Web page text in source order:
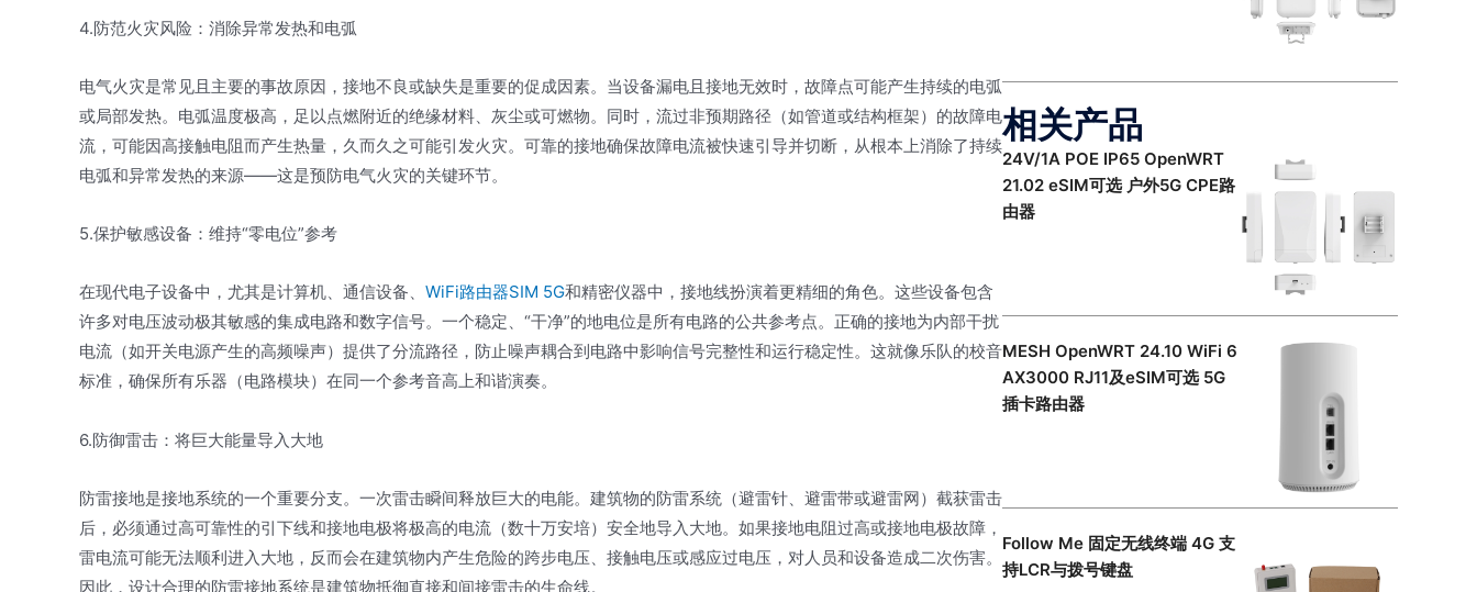
4.防范火灾风险：消除异常发热和电弧
电气火灾是常见且主要的事故原因，接地不良或缺失是重要的促成因素。当设备漏电且接地无效时，故障点可能产生持续的电弧
或局部发热。电弧温度极高，足以点燃附近的绝缘材料、灰尘或可燃物。同时，流过非预期路径（如管道或结构框架）的故障电
流，可能因高接触电阻而产生热量，久而久之可能引发火灾。可靠的接地确保故障电流被快速引导并切断，从根本上消除了持续
电弧和异常发热的来源——这是预防电气火灾的关键环节。
5.保护敏感设备：维持“零电位”参考
在现代电子设备中，尤其是计算机、通信设备、 WiFi路由器SIM 5G和精密仪器中，接地线扮演着更精细的角色。这些设备包含
许多对电压波动极其敏感的集成电路和数字信号。一个稳定、“干净”的地电位是所有电路的公共参考点。正确的接地为内部干扰
电流（如开关电源产生的高频噪声）提供了分流路径，防止噪声耦合到电路中影响信号完整性和运行稳定性。这就像乐队的校音
标准，确保所有乐器（电路模块）在同一个参考音高上和谐演奏。
6.防御雷击：将巨大能量导入大地
防雷接地是接地系统的一个重要分支。一次雷击瞬间释放巨大的电能。建筑物的防雷系统（避雷针、避雷带或避雷网）截获雷击
后，必须通过高可靠性的引下线和接地电极将极高的电流（数十万安培）安全地导入大地。如果接地电阻过高或接地电极故障，
雷电流可能无法顺利进入大地，反而会在建筑物内产生危险的跨步电压、接触电压或感应过电压，对人员和设备造成二次伤害。
因此，设计合理的防雷接地系统是建筑物抵御直接和间接雷击的生命线。
相关产品
24V/1A POE IP65 OpenWRT
21.02 eSIM可选 户外5G CPE路
由器
MESH OpenWRT 24.10 WiFi 6
AX3000 RJ11及eSIM可选 5G
插卡路由器
Follow Me 固定无线终端 4G 支
持LCR与拨号键盘